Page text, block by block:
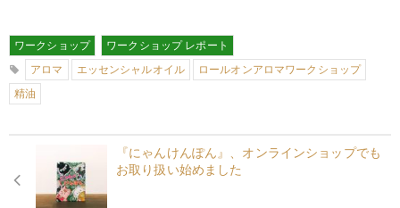
ワークショップ
ワークショップ レポート
アロマ
エッセンシャルオイル
ロールオンアロマワークショップ
精油
『にゃんけんぽん』、オンラインショップでも
お取り扱い始めました